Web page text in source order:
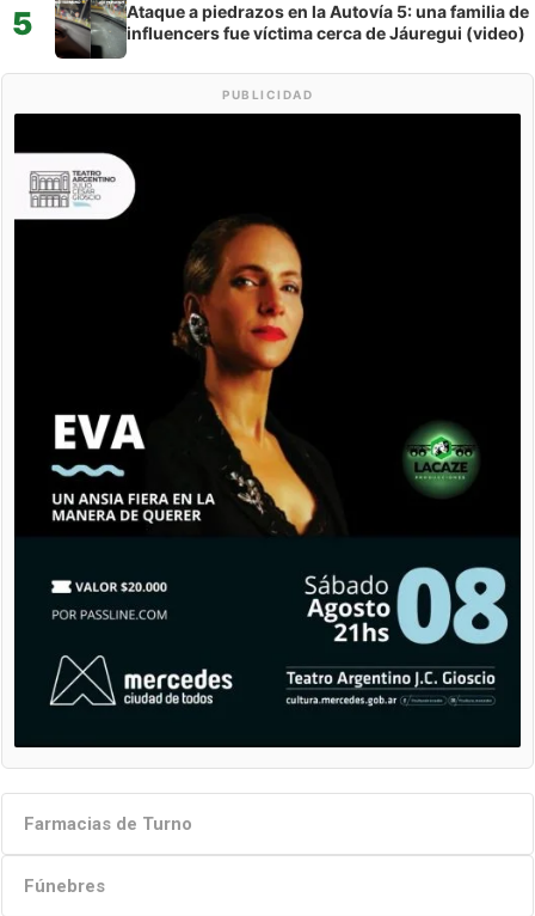
5
Ataque a piedrazos en la Autovía 5: una familia de
influencers fue víctima cerca de Jáuregui (video)
PUBLICIDAD
Farmacias de Turno
Fúnebres